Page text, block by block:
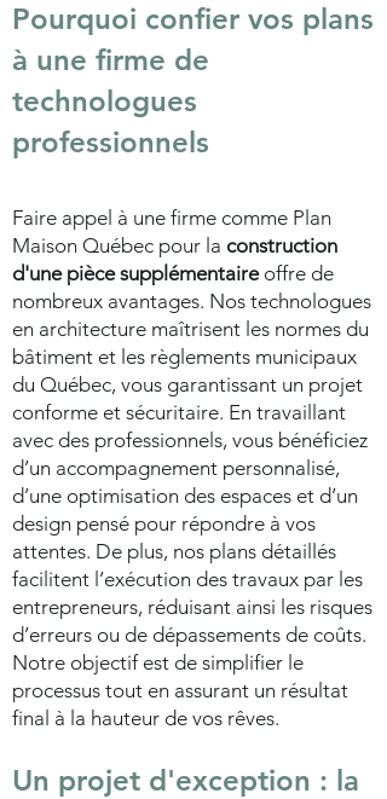
Pourquoi confier vos plans
à une firme de
technologues
professionnels
Faire appel à une firme comme Plan
Maison Québec pour la construction
d'une pièce supplémentaireoffre de
nombreux avantages. Nos technologues
en architecture maîtrisent les normes du
bâtiment et les règlements municipaux
du Québec, vous garantissant un projet
conforme et sécuritaire. En travaillant
avec des professionnels, vous bénéficiez
d’un accompagnement personnalisé,
d’une optimisation des espaces et d’un
design pensé pour répondre à vos
attentes. De plus, nos plans détaillés
facilitent l’exécution des travaux par les
entrepreneurs, réduisant ainsi les risques
d’erreurs ou de dépassements de coûts.
Notre objectif est de simplifier le
processus tout en assurant un résultat
final à la hauteur de vos rêves.
Un projet d'exception : la